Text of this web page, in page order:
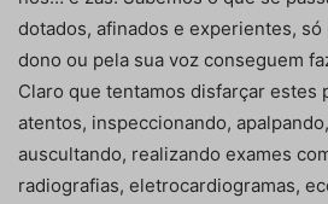
dotados, afinados e experientes,
dono ou pela sua voz conseguem
Claro que tentamos disfarçar estes
atentos, inspeccionando,
auscultando, realizando exames
radiografias, eletrocardiogramas,